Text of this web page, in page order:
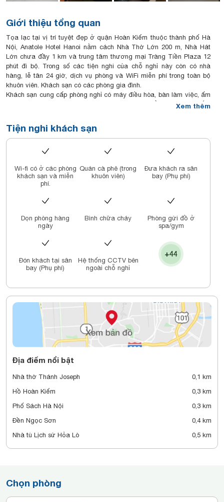
Giới thiệu tổng quan
Tọa lạc tại vị trí tuyệt đẹp ở quận Hoàn Kiếm thuộc thành phố Hà
Nội, Anatole Hotel Hanoi nằm cách Nhà Thờ Lớn 200 m, Nhà Hát
Lớn chưa đầy 1 km và trung tâm thương mại Tràng Tiền Plaza 12
phút đi bộ. Trong số các tiện nghi của chỗ nghỉ này còn có nhà
hàng, lễ tân 24 giờ, dịch vụ phòng và WiFi miễn phí trong toàn bộ
khuôn viên. Khách sạn có các phòng gia đình.
Khách sạn cung cấp phòng nghỉ có máy điều hòa, bàn làm việc, ấm
đun nước, minibar, két an toàn, TV màn hình phẳng và phòng tắm
trang bị ga trải giường và khăn tắm.
Chỗ nghỉ phục vụ bữa sáng kiểu lục địa hoặc bữa sáng buffet.
Anatole Hotel Hanoi có sân hiên.
Khách sạn nằm gần các điểm tham quan nổi tiếng như Nhà hát
bay gần nhất là sân bay quốc tế Nội Bài, nằm cách Anatole Hotel
Hanoi 27 km.
Xem thêm
Tiện nghi khách sạn
Wi-fi có ở các phòng
khách sạn và miễn
phí.
Quán cà phê (trong
khuôn viên)
Đưa khách ra sân
bay (Phụ phí)
Dọn phòng hàng
ngày
Bình chữa cháy
Phòng gửi đồ ở
spa/gym
Đón khách tại sân
bay (Phụ phí)
Hệ thống CCTV bên
ngoài chỗ nghỉ
+44
Địa điểm nổi bật
Nhà thờ Thánh Joseph
0,1 km
Hồ Hoàn Kiếm
0,3 km
Phố Sách Hà Nội
0,3 km
Đền Ngọc Sơn
0,4 km
Nhà tù Lịch sử Hỏa Lò
0,5 km
Chọn phòng